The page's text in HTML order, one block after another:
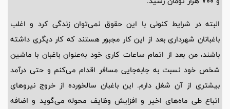
البته در شرایط کنونی با این حقوق نمی‌توان زندگی کرد و اغلب
باغبانان شهرداری بعد از این کار مجبور هستند که کار دیگری داشته
باشند، من بعد از اتمام ساعات کاری خود به‌عنوان باغبان با ماشین
شخص خود نسبت به جابه‌جایی مسافر اقدام می‌کنم و حتی درآمد
بیشتری از آن شغل دارم. این باغبان سالخورده از خروج نیروهای
اتباع طی ماه‌های اخیر و افزایش وظایف محوله می‌گوید و اضافه